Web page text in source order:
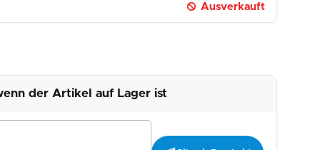
Ausverkauft
der Artikel auf Lager ist